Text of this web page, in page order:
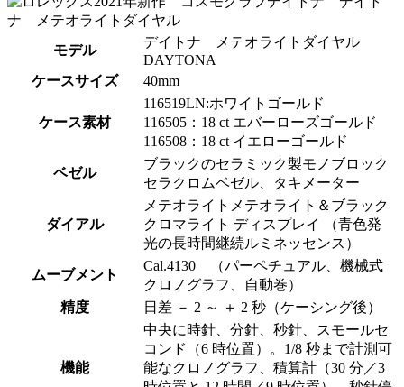
モデル
デイトナ メテオライトダイヤル
DAYTONA
ケースサイズ
40mm
ケース素材
116519LN:ホワイトゴールド
116505：18 ct エバーローズゴールド
116508：18 ct イエローゴールド
ベゼル
ブラックのセラミック製モノブロック
セラクロムベゼル、タキメーター
ダイアル
メテオライトメテオライト＆ブラック
クロマライト ディスプレイ （青色発
光の長時間継続ルミネッセンス）
ムーブメント
Cal.4130 （パーペチュアル、機械式
クロノグラフ、自動巻）
精度
日差 － 2 ～ ＋ 2 秒（ケーシング後）
機能
中央に時針、分針、秒針、スモールセ
コンド（6 時位置）。1/8 秒まで計測可
能なクロノグラフ、積算計（30 分／3